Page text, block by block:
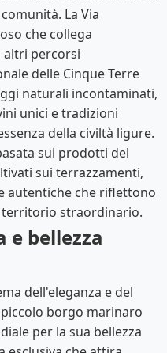
La Via
che collega
altri percorsi
delle Cinque Terre
naturali incontaminati,
unici e tradizioni
della civiltà ligure.
sui prodotti del
sui terrazzamenti,
autentiche che riflettono
straordinario.
e bellezza
dell'eleganza e del
borgo marinaro
per la sua bellezza